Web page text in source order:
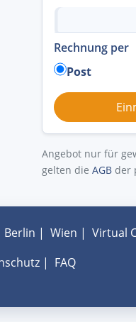
Rechnung per
Post
Angebot nur für
gelten die AGB der
Berlin | Wien | Virtual
| FAQ